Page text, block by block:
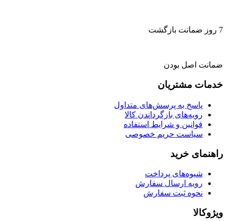
7 روز ضمانت بازگشت
ضمانت اصل بودن
خدمات مشتریان
پاسخ به پرسش‌های متداول
رویه‌های بازگرداندن کالا
قوانین و شرایط استفاده
سیاست حریم خصوصی
راهنمای خرید
شیوه‌های پرداخت
رویه ارسال سفارش
نحوه ثبت سفارش
ویژوکالا